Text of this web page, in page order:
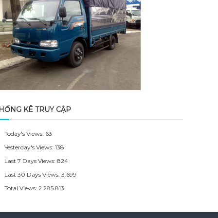
KÊ TRUY CẬP
Today's Views: 63
Yesterday's Views:138
Last 7 Days Views:824
Last 30 Days Views:3.699
Total Views:2.285.813